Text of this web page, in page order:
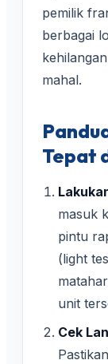
pemilik
berbagai
mahal.
Tepat
masuk
pintu
(light
unit
Cek